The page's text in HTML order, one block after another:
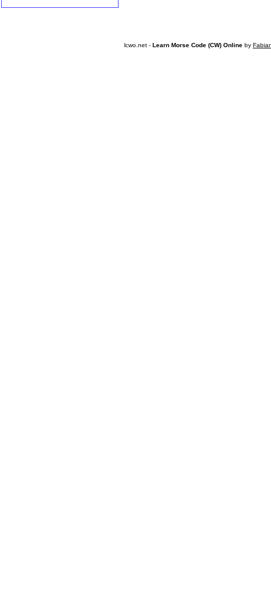
lcwo.net - Learn Morse Code (CW) Online by